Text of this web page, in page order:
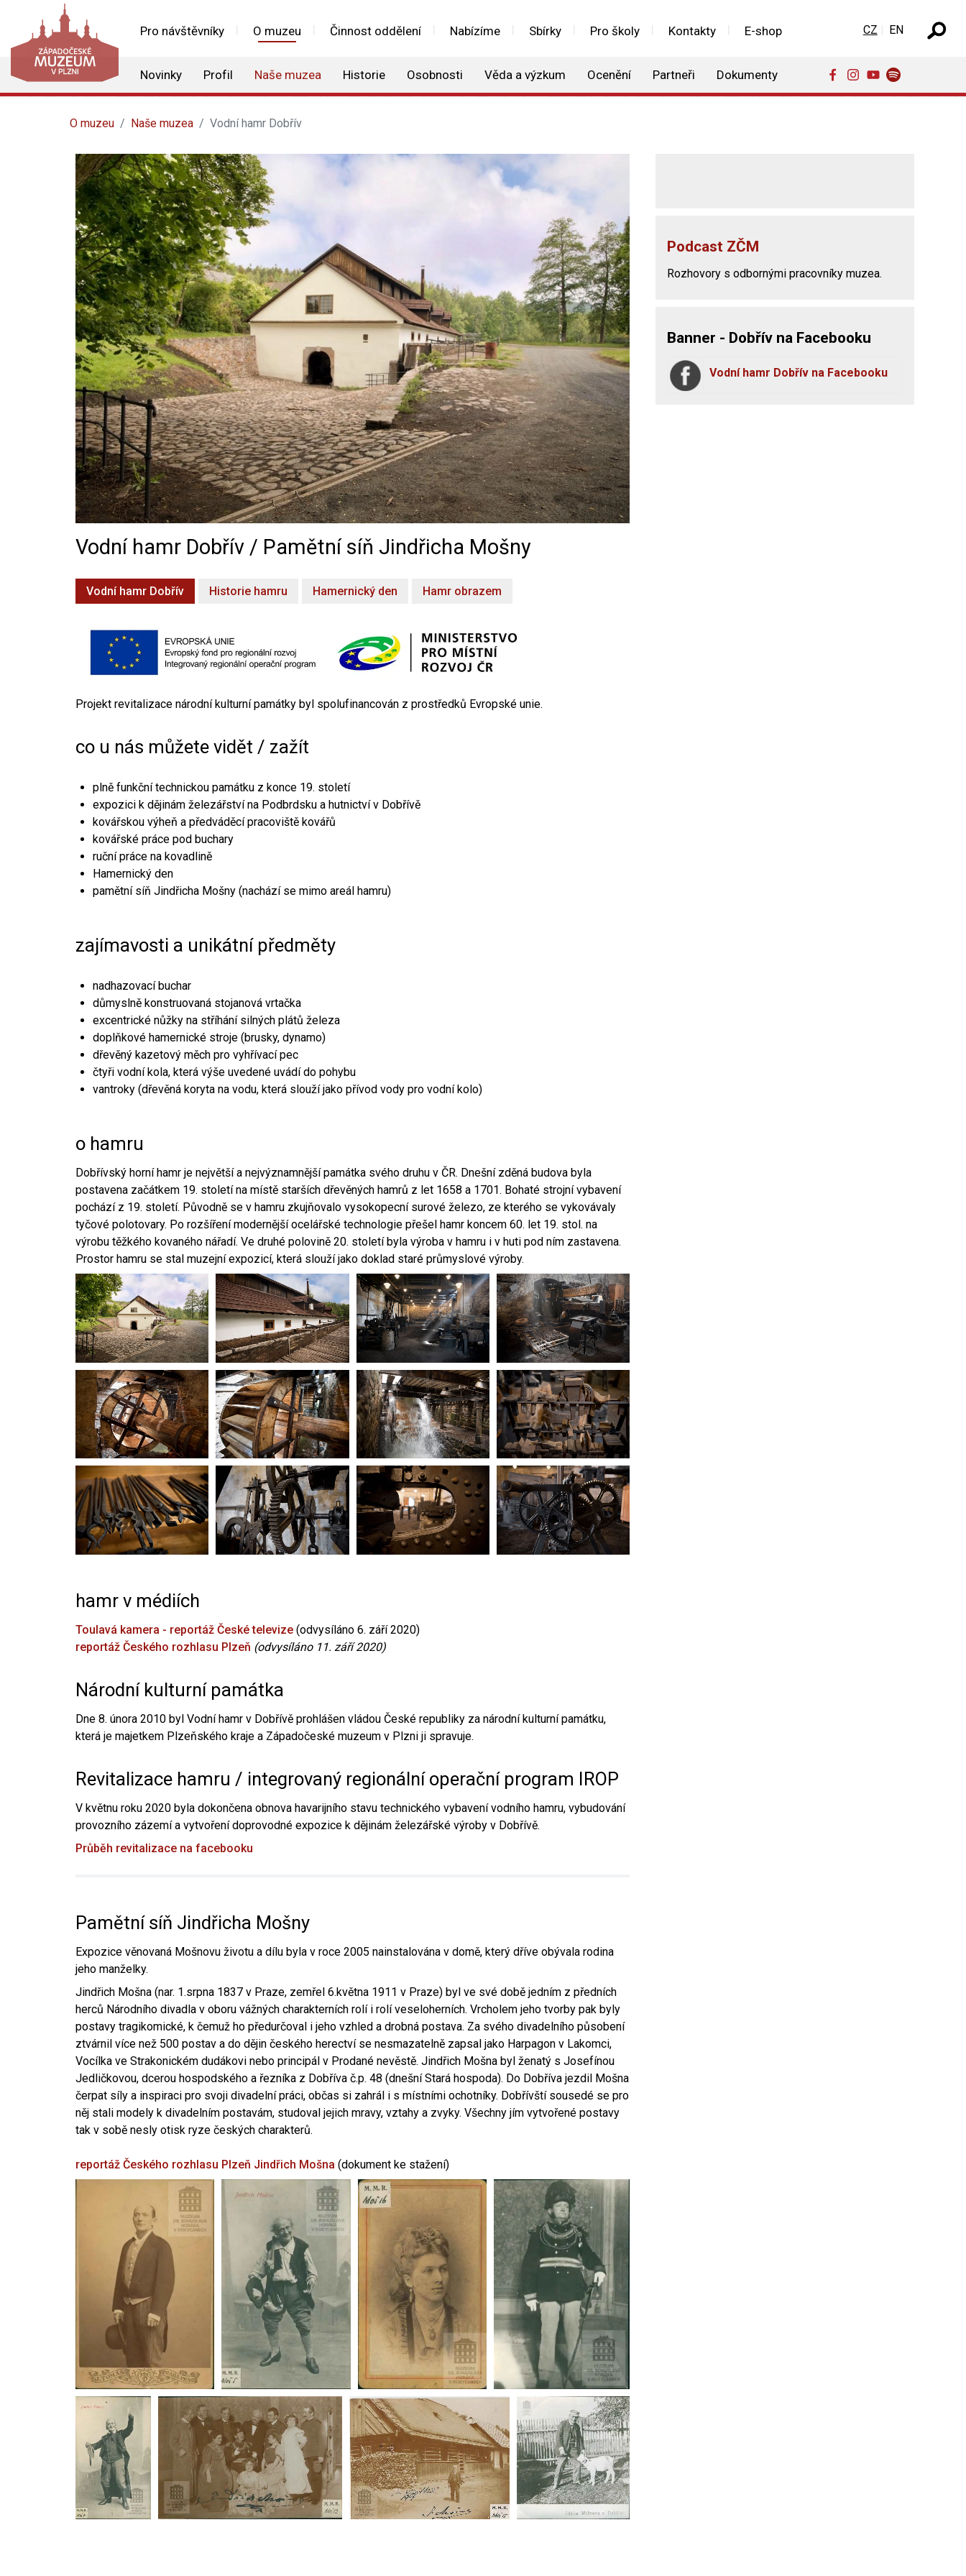
Pro návštěvníky O muzeu Činnost oddělení Nabízíme Sbírky Pro školy Kontakty E-shop
Novinky Profil Naše muzea Historie Osobnosti Věda a výzkum Ocenění Partneři Dokumenty
Zvolte jazyk
CZ EN
O muzeu Naše muzea Vodní hamr Dobřív
Vodní hamr Dobřív / Pamětní síň Jindřicha Mošny
Vodní hamr Dobřív Historie hamru Hamernický den Hamr obrazem
Projekt revitalizace národní kulturní památky byl spolufinancován z prostředků Evropské unie.
co u nás můžete vidět / zažít
plně funkční technickou památku z konce 19. století
expozici k dějinám železářství na Podbrdsku a hutnictví v Dobřívě
kovářskou výheň a předváděcí pracoviště kovářů
kovářské práce pod buchary
ruční práce na kovadlině
Hamernický den
pamětní síň Jindřicha Mošny (nachází se mimo areál hamru)
zajímavosti a unikátní předměty
nadhazovací buchar
důmyslně konstruovaná stojanová vrtačka
excentrické nůžky na stříhání silných plátů železa
doplňkové hamernické stroje (brusky, dynamo)
dřevěný kazetový měch pro vyhřívací pec
čtyři vodní kola, která výše uvedené uvádí do pohybu
vantroky (dřevěná koryta na vodu, která slouží jako přívod vody pro vodní kolo)
o hamru
Dobřívský horní hamr je největší a nejvýznamnější památka svého druhu v ČR. Dnešní zděná budova byla
postavena začátkem 19. století na místě starších dřevěných hamrů z let 1658 a 1701. Bohaté strojní vybavení
pochází z 19. století. Původně se v hamru zkujňovalo vysokopecní surové železo, ze kterého se vykovávaly
tyčové polotovary. Po rozšíření modernější ocelářské technologie přešel hamr koncem 60. let 19. stol. na
výrobu těžkého kovaného nářadí. Ve druhé polovině 20. století byla výroba v hamru i v huti pod ním zastavena.
Prostor hamru se stal muzejní expozicí, která slouží jako doklad staré průmyslové výroby.
hamr v médiích
Toulavá kamera - reportáž České televize (odvysíláno 6. září 2020)
reportáž Českého rozhlasu Plzeň (odvysíláno 11. září 2020)
Národní kulturní památka
Dne 8. února 2010 byl Vodní hamr v Dobřívě prohlášen vládou České republiky za národní kulturní památku,
která je majetkem Plzeňského kraje a Západočeské muzeum v Plzni ji spravuje.
Revitalizace hamru / integrovaný regionální operační program IROP
V květnu roku 2020 byla dokončena obnova havarijního stavu technického vybavení vodního hamru, vybudování
provozního zázemí a vytvoření doprovodné expozice k dějinám železářské výroby v Dobřívě.
Průběh revitalizace na facebooku
Pamětní síň Jindřicha Mošny
Expozice věnovaná Mošnovu životu a dílu byla v roce 2005 nainstalována v domě, který dříve obývala rodina
jeho manželky.
Jindřich Mošna (nar. 1.srpna 1837 v Praze, zemřel 6.května 1911 v Praze) byl ve své době jedním z předních
herců Národního divadla v oboru vážných charakterních rolí i rolí veseloherních. Vrcholem jeho tvorby pak byly
postavy tragikomické, k čemuž ho předurčoval i jeho vzhled a drobná postava. Za svého divadelního působení
ztvárnil více než 500 postav a do dějin českého herectví se nesmazatelně zapsal jako Harpagon v Lakomci,
Vocílka ve Strakonickém dudákovi nebo principál v Prodané nevěstě. Jindřich Mošna byl ženatý s Josefínou
Jedličkovou, dcerou hospodského a řezníka z Dobříva č.p. 48 (dnešní Stará hospoda). Do Dobříva jezdil Mošna
čerpat síly a inspiraci pro svoji divadelní práci, občas si zahrál i s místními ochotníky. Dobřívští sousedé se pro
něj stali modely k divadelním postavám, studoval jejich mravy, vztahy a zvyky. Všechny jím vytvořené postavy
tak v sobě nesly otisk ryze českých charakterů.
reportáž Českého rozhlasu Plzeň Jindřich Mošna (dokument ke stažení)
Podcast ZČM
Rozhovory s odbornými pracovníky muzea.
Banner - Dobřív na Facebooku
Vodní hamr Dobřív na Facebooku